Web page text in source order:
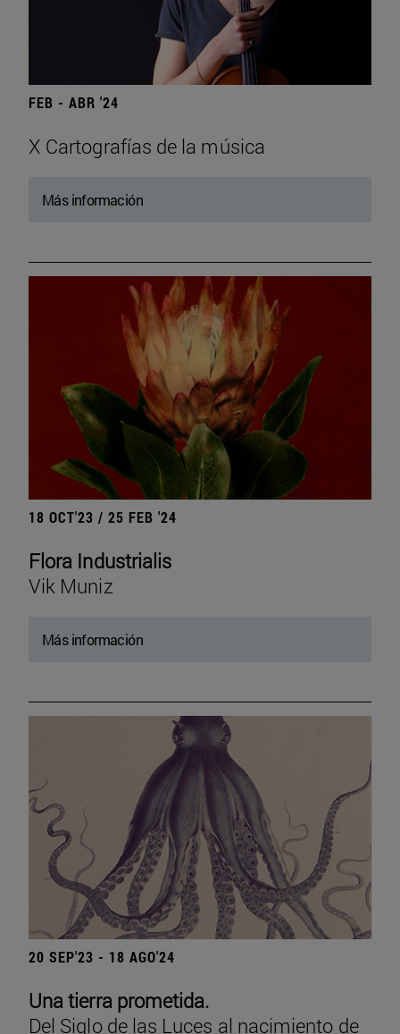
FEB - ABR '24
X Cartografías de la música
Más información
18 OCT'23 / 25 FEB '24
Flora Industrialis
Vik Muniz
Más información
20 SEP'23 - 18 AGO'24
Una tierra prometida.
Del Siglo de las Luces al nacimiento de